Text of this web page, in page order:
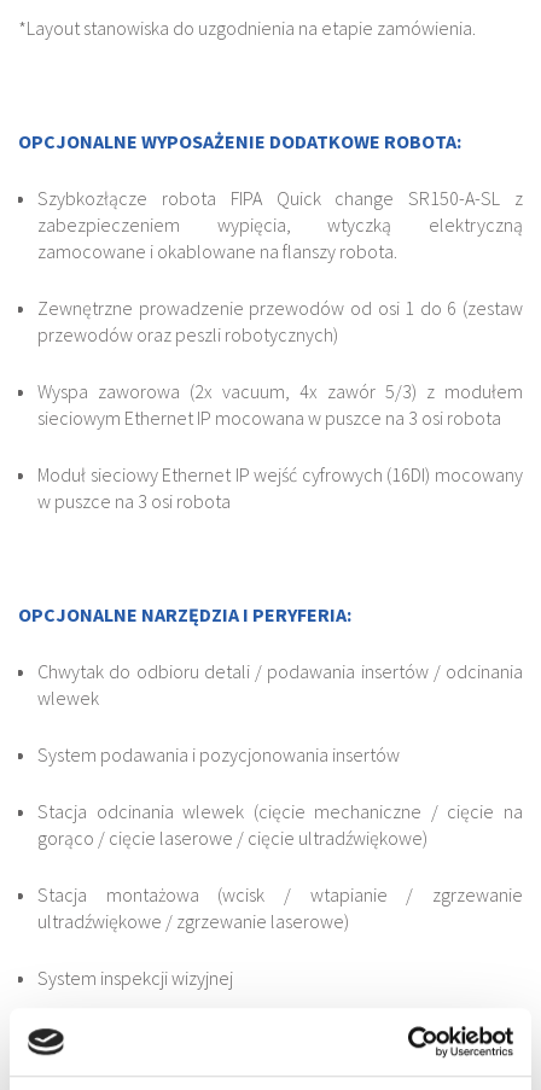
*Layout stanowiska do uzgodnienia na etapie zamówienia.
OPCJONALNE WYPOSAŻENIE DODATKOWE ROBOTA:
Szybkozłącze robota FIPA Quick change SR150-A-SL z
zabezpieczeniem wypięcia, wtyczką elektryczną
zamocowane i okablowane na flanszy robota.
Zewnętrzne prowadzenie przewodów od osi 1 do 6 (zestaw
przewodów oraz peszli robotycznych)
Wyspa zaworowa (2x vacuum, 4x zawór 5/3) z modułem
sieciowym Ethernet IP mocowana w puszce na 3 osi robota
Moduł sieciowy Ethernet IP wejść cyfrowych (16DI) mocowany
w puszce na 3 osi robota
OPCJONALNE NARZĘDZIA I PERYFERIA:
Chwytak do odbioru detali / podawania insertów / odcinania
wlewek
System podawania i pozycjonowania insertów
Stacja odcinania wlewek (cięcie mechaniczne / cięcie na
gorąco / cięcie laserowe / cięcie ultradźwiękowe)
Stacja montażowa (wcisk / wtapianie / zgrzewanie
ultradźwiękowe / zgrzewanie laserowe)
System inspekcji wizyjnej
Stacja etykietująca detale